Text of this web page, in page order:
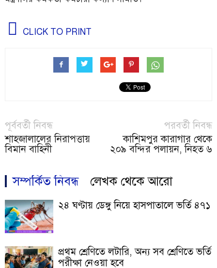
CLICK TO PRINT
পূর্ববর্তী নিবন্ধ
শাহজালালের নিরাপত্তায়
বিমান বাহিনী
পরবর্তী নিবন্ধ
কাশিমপুর কারাগার থেকে
২০৯ বন্দির পলায়ন, নিহত ৬
সম্পর্কিত নিবন্ধ লেখক থেকে আরো
২৪ ঘণ্টায় ডেঙ্গু নিয়ে হাসপাতালে ভর্তি ৪৭১
প্রথম শ্রেণিতে লটারি, অন্য সব শ্রেণিতে ভর্তি
পরীক্ষা নেওয়া হবে